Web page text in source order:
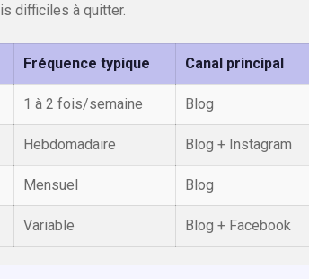
difficiles à quitter.
Fréquence typique Canal principal
1 à 2 fois/semaine Blog
Hebdomadaire Blog + Instagram
Mensuel Blog
Variable Blog + Facebook